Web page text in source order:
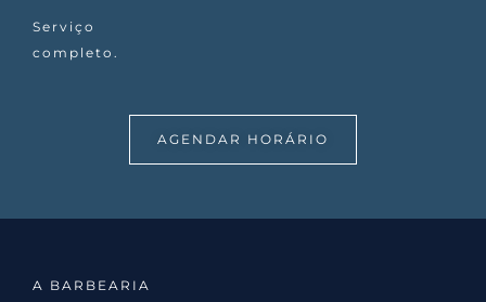
Serviço
completo.
AGENDAR HORÁRIO
A BARBEARIA